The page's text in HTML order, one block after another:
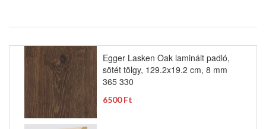
Egger Lasken Oak laminált padló,
sötét tölgy, 129.2x19.2 cm, 8 mm
365 330
6500 Ft